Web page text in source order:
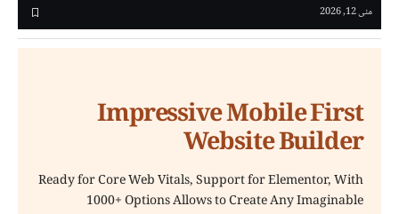
مئی 12, 2026
Impressive Mobile First
Website Builder
Ready for Core Web Vitals, Support for Elementor, With
1000+ Options Allows to Create Any Imaginable